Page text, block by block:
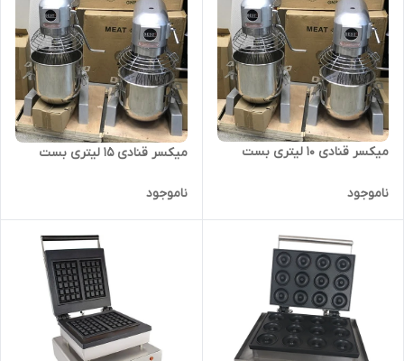
میکسر قنادی 10 لیتری بست
ناموجود
میکسر قنادی 15 لیتری بست
ناموجود